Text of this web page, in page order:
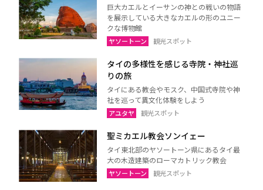
巨大カエルとイーサンの神との戦いの物語
を展示している大きなカエルの形のユニー
クな博物館
ヤソートーン 観光スポット
タイの多様性を感じる寺院・神社巡
りの旅
タイにある教会やモスク、中国式寺院や神
社を巡って異文化体験をしよう
アユタヤ 観光スポット
聖ミカエル教会ソンイェー
タイ東北部のヤソートーン県にあるタイ最
大の木造建築のローマカトリック教会
ヤソートーン 観光スポット